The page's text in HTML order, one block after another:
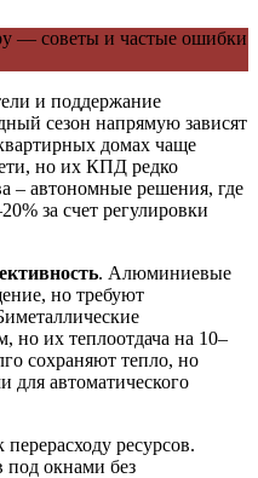
и поддержание
сезон напрямую зависят
домах чаще
но их КПД редко
– автономные решения, где
за счет регулировки
. Алюминиевые
но требуют
но их теплоотдача на 10–
сохраняют тепло, но
для автоматического
ресурсов.
окнами без